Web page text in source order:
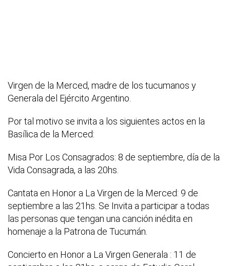
Virgen de la Merced, madre de los tucumanos y
Generala del Ejército Argentino.
Por tal motivo se invita a los siguientes actos en la
Basílica de la Merced:
Misa Por Los Consagrados: 8 de septiembre, día de la
Vida Consagrada, a las 20hs.
Cantata en Honor a La Virgen de la Merced: 9 de
septiembre a las 21hs. Se Invita a participar a todas
las personas que tengan una canción inédita en
homenaje a la Patrona de Tucumán.
Concierto en Honor a La Virgen Generala : 11 de